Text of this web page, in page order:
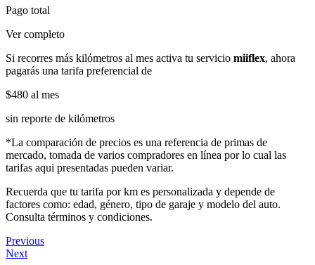
Pago total
Ver completo
Si recorres más kilómetros al mes activa tu servicio miiflex, ahora
pagarás una tarifa preferencial de
$480 al mes
sin reporte de kilómetros
*La comparación de precios es una referencia de primas de
mercado, tomada de varios compradores en línea por lo cual las
tarifas aqui presentadas pueden variar.
Recuerda que tu tarifa por km es personalizada y depende de
factores como: edad, género, tipo de garaje y modelo del auto.
Consulta términos y condiciones.
Previous
Next